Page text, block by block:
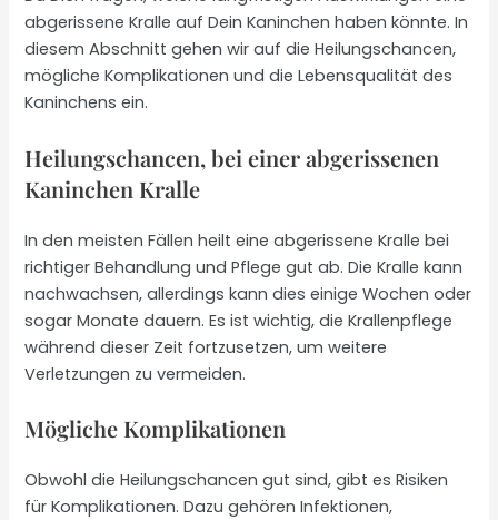
abgerissene Kralle auf Dein Kaninchen haben könnte. In
diesem Abschnitt gehen wir auf die Heilungschancen,
mögliche Komplikationen und die Lebensqualität des
Kaninchens ein.
Heilungschancen, bei einer abgerissenen
Kaninchen Kralle
In den meisten Fällen heilt eine abgerissene Kralle bei
richtiger Behandlung und Pflege gut ab. Die Kralle kann
nachwachsen, allerdings kann dies einige Wochen oder
sogar Monate dauern. Es ist wichtig, die Krallenpflege
während dieser Zeit fortzusetzen, um weitere
Verletzungen zu vermeiden.
Mögliche Komplikationen
Obwohl die Heilungschancen gut sind, gibt es Risiken
für Komplikationen. Dazu gehören Infektionen,